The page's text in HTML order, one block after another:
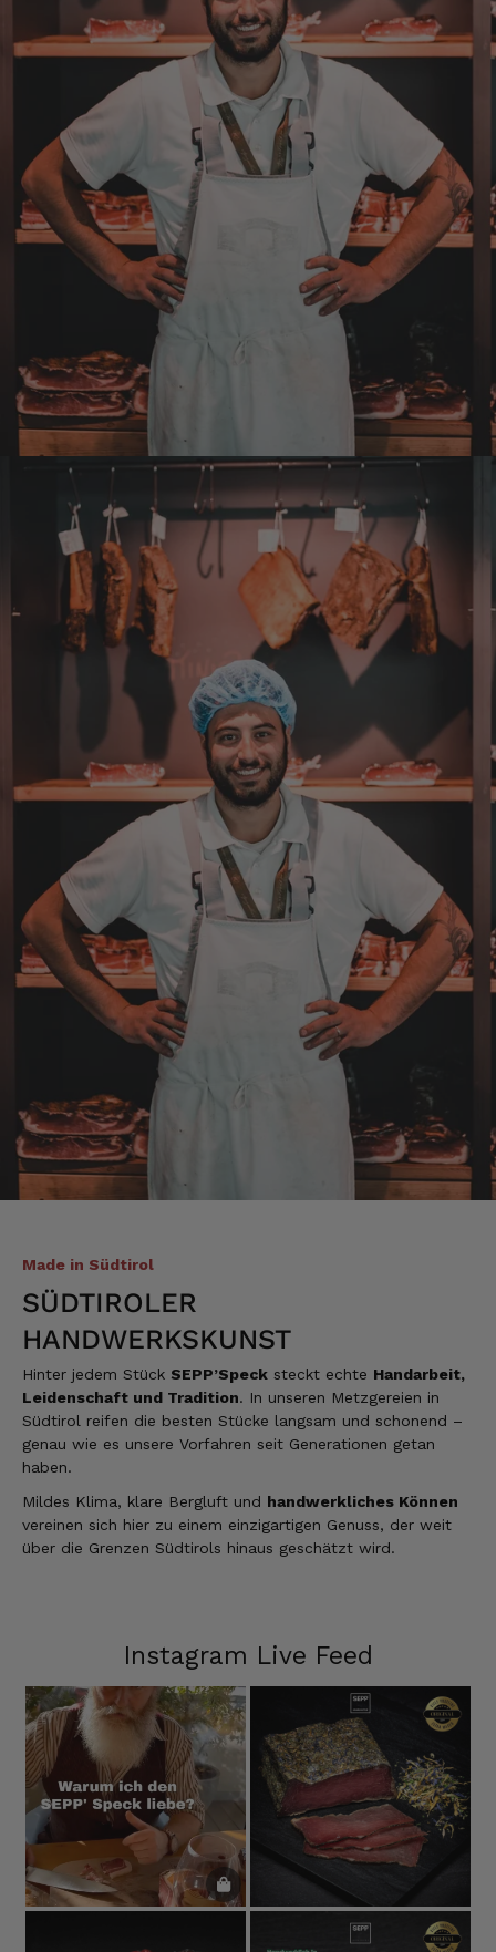
Made in Südtirol
SÜDTIROLER
HANDWERKSKUNST
Hinter jedem Stück SEPP’Speck steckt echte Handarbeit,
Leidenschaft und Tradition. In unseren Metzgereien in
Südtirol reifen die besten Stücke langsam und schonend –
genau wie es unsere Vorfahren seit Generationen getan
haben.
Mildes Klima, klare Bergluft und handwerkliches Können
vereinen sich hier zu einem einzigartigen Genuss, der weit
über die Grenzen Südtirols hinaus geschätzt wird.
Instagram Live Feed
Sven
Verifizierter Kunde
Die Qualität ist super und der Geschmack ist
wie in den Dolomieten.
4.8.2026
Hans Joerg
Verifizierter Kunde
Über die Produkte brauchen wir nicht zu
diskutieren, soweit schon probiert alles
Spitze. Der einzige Wermutstropfen ist die
Zustellung durch GLS. Dieses
Transportunternehmen ist das
unzuverlässigste das es gibt. Die liefern
Pakete die an Privatadressen gesandt
werden meistens zu Abholstationen. Es hat
mir Mühe gekostet das Paket wenigstens an
die Haustüre abgestellt zu bekommen. Bei
eventueller Wiederbestellung werde ich Sie
ersuchen , die Post in Anspruch zu nehmen.
Da wäre ich auch bereit die Transportkosten
zu tragen. Mit freundlichen Grüßen Jörg
4.8.2026
Markus
Verifizierter Kunde
Hervorragende Qualität mit Geschmack
Verifizierter Kunde
Erstklassige Ware Hervorragende Qualität
Sehr gutes Preis Leistungsverhältnis
4.8.2026
Axel
Verifizierter Kunde
Sehr gute Ware , schnelle Zusendung. Ich bin
sehr zufrieden. Gern wieder!
4.8.2026
Sebastian
Verifizierter Kunde
... schnelle Lieferung, super Service und die
Ware( Probierpaket und Speck "Herzstück")
sieht hervorragend aus und schmeckt auch
Mathias
Verifizierter Kunde
beschädigt. Aber sonst war alles super!!!
Gruß Mathias Gotthold
3.8.2026
Alle Bewertungen Lesen